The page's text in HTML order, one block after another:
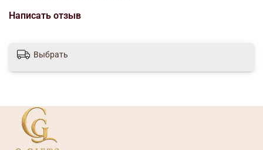
Написать отзыв
Выбрать